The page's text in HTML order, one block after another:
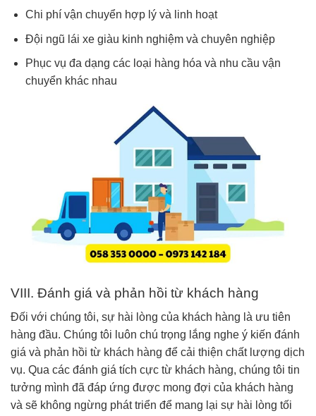
Chi phí vận chuyển hợp lý và linh hoạt
Đội ngũ lái xe giàu kinh nghiệm và chuyên nghiệp
Phục vụ đa dạng các loại hàng hóa và nhu cầu vận
chuyển khác nhau
VIII. Đánh giá và phản hồi từ khách hàng
Đối với chúng tôi, sự hài lòng của khách hàng là ưu tiên
hàng đầu. Chúng tôi luôn chú trọng lắng nghe ý kiến đánh
giá và phản hồi từ khách hàng để cải thiện chất lượng dịch
vụ. Qua các đánh giá tích cực từ khách hàng, chúng tôi tin
tưởng mình đã đáp ứng được mong đợi của khách hàng
và sẽ không ngừng phát triển để mang lại sự hài lòng tối